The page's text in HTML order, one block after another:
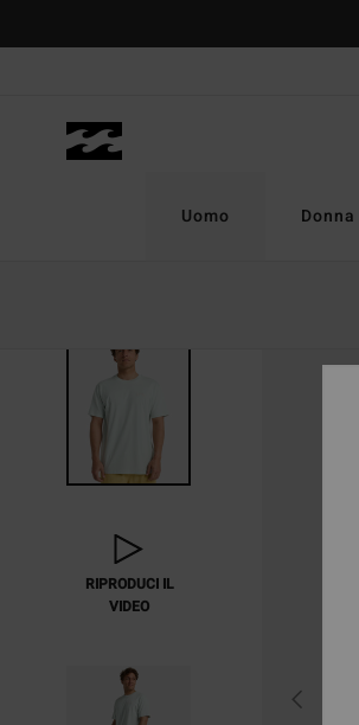
prodotto
Uomo Donna
RIPRODUCI IL
VIDEO